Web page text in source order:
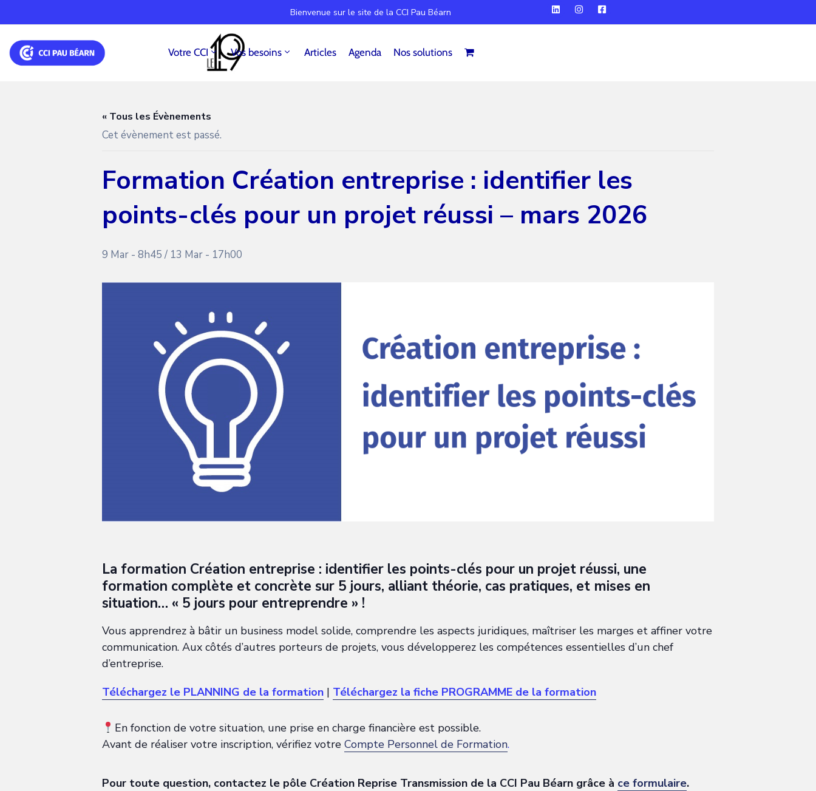
Bienvenue sur le site de la CCI Pau Béarn
Votre CCI Vos besoins Articles Agenda Nos solutions
« Tous les Évènements
Cet évènement est passé.
Formation Création entreprise : identifier les
points-clés pour un projet réussi – mars 2026
9 Mar - 8h45/ 13 Mar - 17h00
La formation Création entreprise : identifier les points-clés pour un projet réussi, une
formation complète et concrète sur 5 jours, alliant théorie, cas pratiques, et mises en
situation… « 5 jours pour entreprendre » !
Vous apprendrez à bâtir un business model solide, comprendre les aspects juridiques, maîtriser les marges et affiner votre
communication. Aux côtés d’autres porteurs de projets, vous développerez les compétences essentielles d’un chef
d’entreprise.
Téléchargez le PLANNING de la formation | Téléchargez la fiche PROGRAMME de la formation
En fonction de votre situation, une prise en charge financière est possible.
Avant de réaliser votre inscription, vérifiez votre Compte Personnel de Formation.
Pour toute question, contactez le pôle Création Reprise Transmission de la CCI Pau Béarn grâce à ce formulaire.